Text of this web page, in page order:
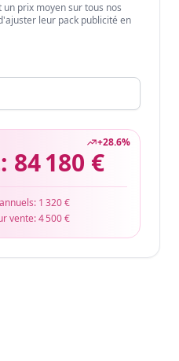
prix moyen sur tous nos
leur pack publicité en
+28.6%
84 180 €
1 320 €
vente:4 500 €